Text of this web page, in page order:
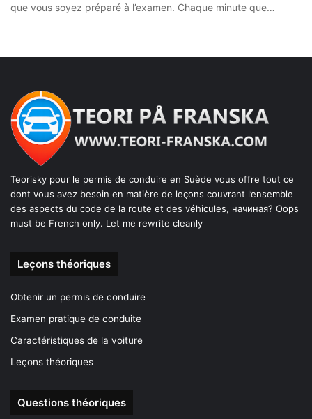
que vous soyez préparé à l’examen. Chaque minute que…
Teorisky pour le permis de conduire en Suède vous offre tout ce
dont vous avez besoin en matière de leçons couvrant l’ensemble
des aspects du code de la route et des véhicules, начиная? Oops
must be French only. Let me rewrite cleanly
Leçons théoriques
Obtenir un permis de conduire
Examen pratique de conduite
Caractéristiques de la voiture
Leçons théoriques
Questions théoriques